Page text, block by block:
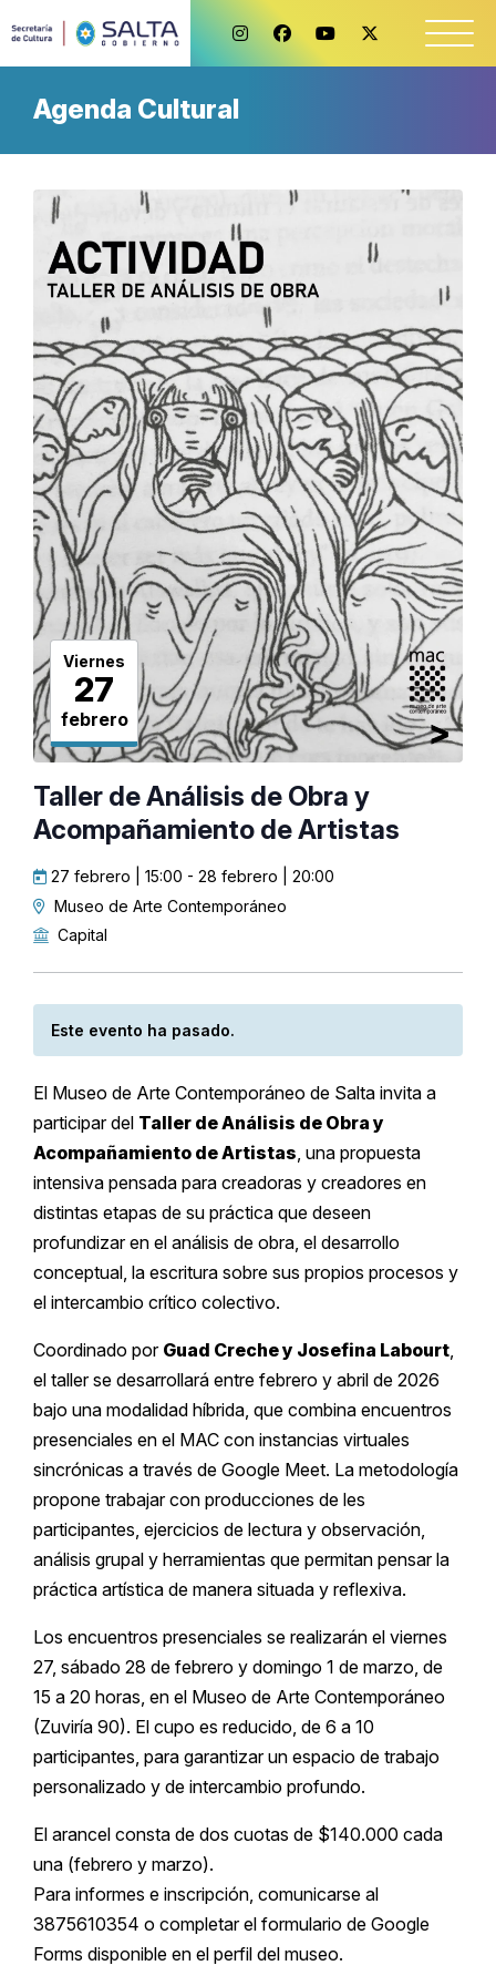
Agenda Cultural
Viernes
27
febrero
Taller de Análisis de Obra y
Acompañamiento de Artistas
27 febrero | 15:00 - 28 febrero | 20:00
Museo de Arte Contemporáneo
Capital
Este evento ha pasado.
El Museo de Arte Contemporáneo de Salta invita a
participar del Taller de Análisis de Obra y
Acompañamiento de Artistas, una propuesta
intensiva pensada para creadoras y creadores en
distintas etapas de su práctica que deseen
profundizar en el análisis de obra, el desarrollo
conceptual, la escritura sobre sus propios procesos y
el intercambio crítico colectivo.
Coordinado por Guad Creche y Josefina Labourt,
el taller se desarrollará entre febrero y abril de 2026
bajo una modalidad híbrida, que combina encuentros
presenciales en el MAC con instancias virtuales
sincrónicas a través de Google Meet. La metodología
propone trabajar con producciones de les
participantes, ejercicios de lectura y observación,
análisis grupal y herramientas que permitan pensar la
práctica artística de manera situada y reflexiva.
Los encuentros presenciales se realizarán el viernes
27, sábado 28 de febrero y domingo 1 de marzo, de
15 a 20 horas, en el Museo de Arte Contemporáneo
(Zuviría 90). El cupo es reducido, de 6 a 10
participantes, para garantizar un espacio de trabajo
personalizado y de intercambio profundo.
El arancel consta de dos cuotas de $140.000 cada
una (febrero y marzo).
Para informes e inscripción, comunicarse al
3875610354 o completar el formulario de Google
Forms disponible en el perfil del museo.